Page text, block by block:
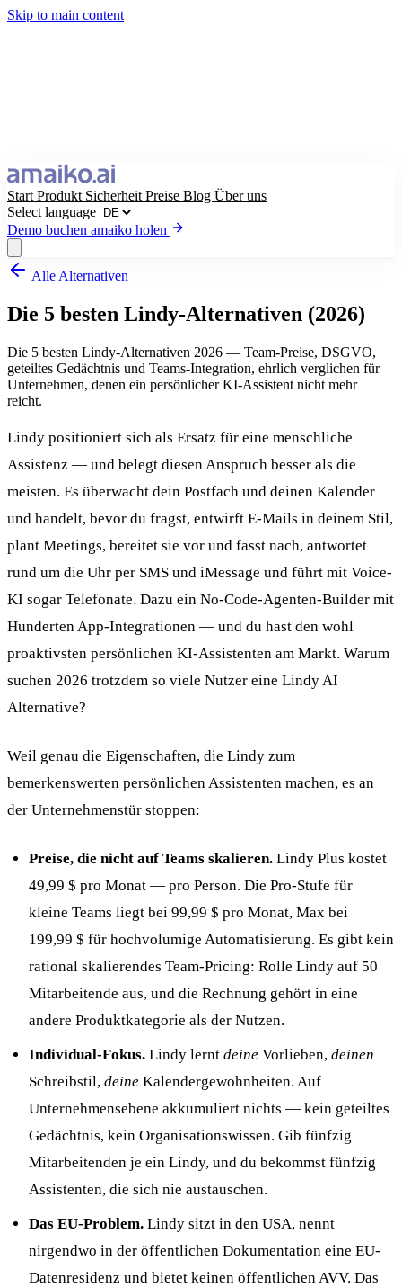
Skip to main content
Start Produkt Sicherheit Preise Blog Über uns
Select language
Demo buchen amaiko holen
amaiko holen Demo buchen
Select language
Alle Alternativen
Die 5 besten Lindy-Alternativen (2026)
Die 5 besten Lindy-Alternativen 2026 — Team-Preise, DSGVO,
geteiltes Gedächtnis und Teams-Integration, ehrlich verglichen für
Unternehmen, denen ein persönlicher KI-Assistent nicht mehr
reicht.
Lindy positioniert sich als Ersatz für eine menschliche
Assistenz — und belegt diesen Anspruch besser als die
meisten. Es überwacht dein Postfach und deinen Kalender
und handelt, bevor du fragst, entwirft E-Mails in deinem Stil,
plant Meetings, bereitet sie vor und fasst nach, antwortet
rund um die Uhr per SMS und iMessage und führt mit Voice-
KI sogar Telefonate. Dazu ein No-Code-Agenten-Builder mit
Hunderten App-Integrationen — und du hast den wohl
proaktivsten persönlichen KI-Assistenten am Markt. Warum
suchen 2026 trotzdem so viele Nutzer eine Lindy AI
Alternative?
Weil genau die Eigenschaften, die Lindy zum
bemerkenswerten persönlichen Assistenten machen, es an
der Unternehmenstür stoppen:
Preise, die nicht auf Teams skalieren. Lindy Plus kostet
49,99 $ pro Monat — pro Person. Die Pro-Stufe für
kleine Teams liegt bei 99,99 $ pro Monat, Max bei
199,99 $ für hochvolumige Automatisierung. Es gibt kein
rational skalierendes Team-Pricing: Rolle Lindy auf 50
Mitarbeitende aus, und die Rechnung gehört in eine
andere Produktkategorie als der Nutzen.
Individual-Fokus. Lindy lernt deine Vorlieben, deinen
Schreibstil, deine Kalendergewohnheiten. Auf
Unternehmensebene akkumuliert nichts — kein geteiltes
Gedächtnis, kein Organisationswissen. Gib fünfzig
Mitarbeitenden je ein Lindy, und du bekommst fünfzig
Assistenten, die sich nie austauschen.
Das EU-Problem. Lindy sitzt in den USA, nennt
nirgendwo in der öffentlichen Dokumentation eine EU-
Datenresidenz und bietet keinen öffentlichen AVV. Das